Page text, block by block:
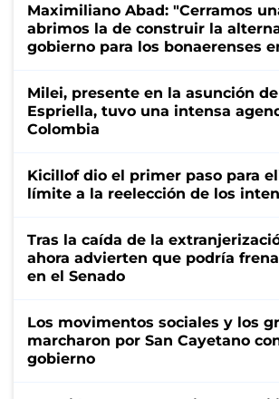
Maximiliano Abad: "Cerramos
abrimos la de construir la
gobierno para los bonaerenses
Milei, presente en la asunción
Espriella, tuvo una intensa
Colombia
Kicillof dio el primer paso para
límite a la reelección de los
Tras la caída de la
ahora advierten que podría
en el Senado
Los movimentos sociales y los
marcharon por San Cayetano
gobierno